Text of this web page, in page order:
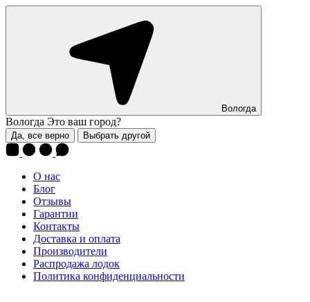
Вологда
Вологда Это ваш город?
Да, все верно Выбрать другой
О нас
Блог
Отзывы
Гарантии
Контакты
Доставка и оплата
Производители
Распродажа лодок
Политика конфиденциальности